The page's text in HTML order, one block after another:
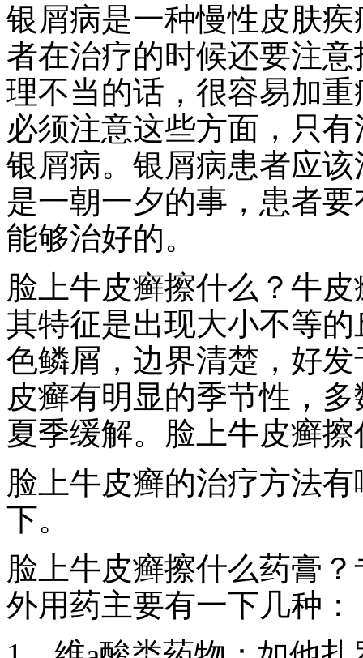
银屑病是一种慢性皮肤
者在治疗的时候还要注
理不当的话，很容易加
必须注意这些方面，只
银屑病。银屑病患者应
是一朝一夕的事，患者
能够治好的。
脸上牛皮癣擦什么？牛
其特征是出现大小不等
色鳞屑，边界清楚，好
皮癣有明显的季节性，
夏季缓解。脸上牛皮癣擦
脸上牛皮癣的治疗方法
下。
脸上牛皮癣擦什么药膏
外用药主要有一下几种：